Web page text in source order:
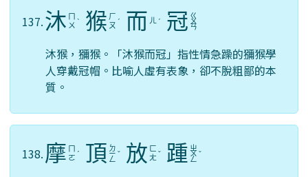
137.沐 ㄇ
ㄨ ˋ 猴 ㄏ
ㄡ ˊ 而 ㄦ ˊ 冠 ㄍ
ㄨ
ㄢ
沐猴，獼猴。「沐猴而冠」指性情急躁的獼猴學
人穿戴冠帽。比喻人虛有表象，卻不脫粗鄙的本
質。
138. 摩 ㄇ
ㄛ ˊ 頂 ㄉ
ㄧ
ㄥ
ˇ 放 ㄈ
ㄤ ˇ 踵 ㄓ
ㄨ
ㄥ
ˇ